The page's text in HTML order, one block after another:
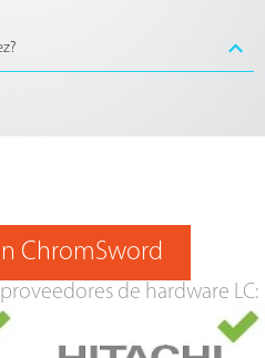
ChromSword
de hardware LC: